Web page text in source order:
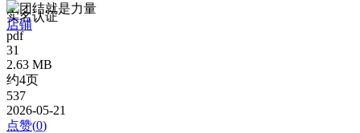
团结就是力量
实名认证
店铺
pdf
31
2.63 MB
约4页
537
2026-05-21
点赞(0)